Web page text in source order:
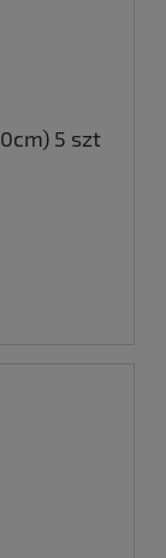
5 szt